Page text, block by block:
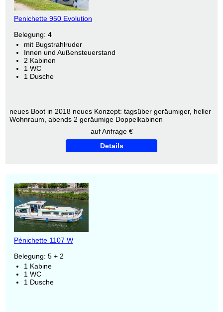
Penichette 950 Evolution
Belegung: 4
mit Bugstrahlruder
Innen und Außensteuerstand
2 Kabinen
1 WC
1 Dusche
neues Boot in 2018 neues Konzept: tagsüber geräumiger, heller
Wohnraum, abends 2 geräumige Doppelkabinen
auf Anfrage €
Details
Pénichette 1107 W
Belegung: 5 + 2
1 Kabine
1 WC
1 Dusche